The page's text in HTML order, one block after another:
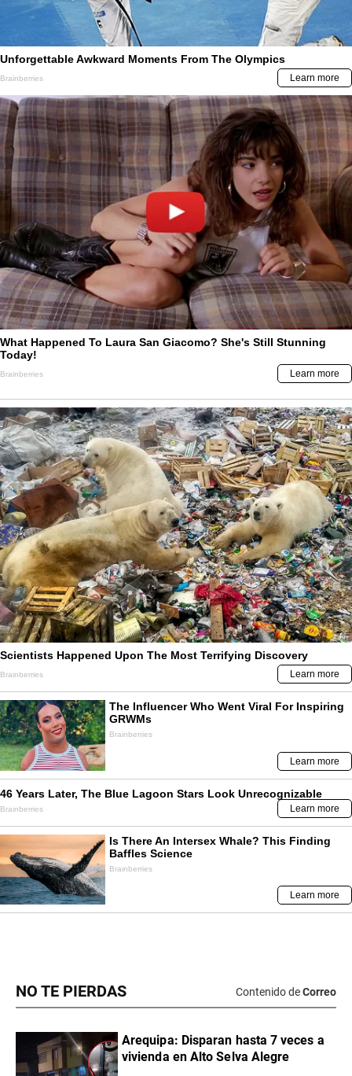
NO TE PIERDAS Contenido deCorreo
Arequipa: Disparan hasta 7 veces a
vivienda en Alto Selva Alegre